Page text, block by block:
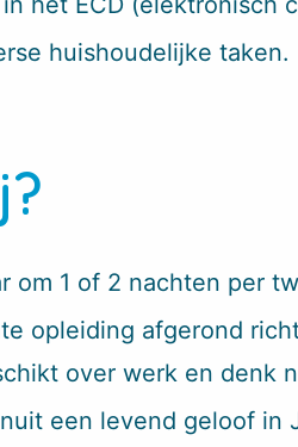
huishoudelijke taken.
om 1 of 2 nachten per
opleiding afgerond
over werk en denk
een levend geloof in